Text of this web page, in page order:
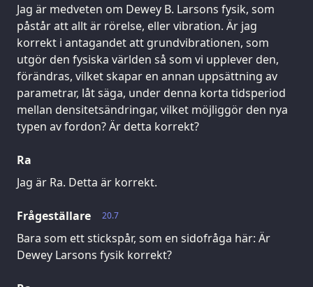
Jag är medveten om Dewey B. Larsons fysik, som
påstår att allt är rörelse, eller vibration. Är jag
korrekt i antagandet att grundvibrationen, som
utgör den fysiska världen så som vi upplever den,
förändras, vilket skapar en annan uppsättning av
parametrar, låt säga, under denna korta tidsperiod
mellan densitetsändringar, vilket möjliggör den nya
typen av fordon? Är detta korrekt?
Ra
Jag är Ra. Detta är korrekt.
20.7
Frågeställare
Bara som ett stickspår, som en sidofråga här: Är
Dewey Larsons fysik korrekt?